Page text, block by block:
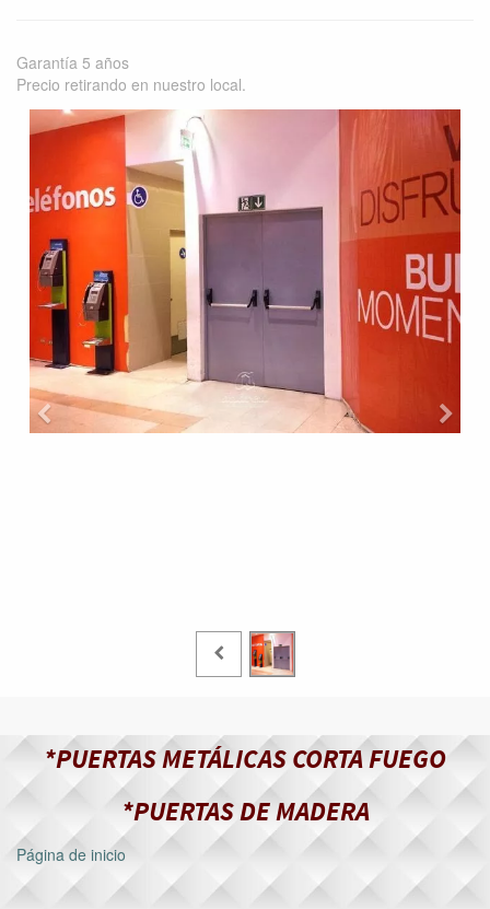
Garantía 5 años
Precio retirando en nuestro local.
*PUERTAS METÁLICAS CORTA FUEGO
*PUERTAS DE MADERA
Página de inicio